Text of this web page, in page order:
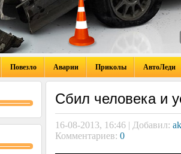
Повезло Аварии Приколы АвтоЛеди
Сбил человека и
16-08-2013, 16:46 | Добавил:
Комментариев: 0